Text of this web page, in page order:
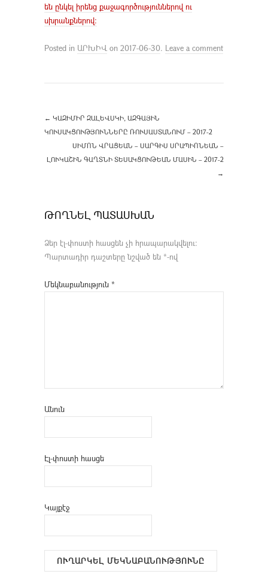
են ընկել իրենց քաջագործություններով ու
սխրանքներով:
Posted in ԱՐԽԻՎ on 2017-06-30. Leave a comment
← ԿԱԶԻՄԻՐ ԶԱԼԵՎՍԿԻ, ԱԶԳԱՅԻՆ
ԿՈՒՍԱԿՑՈՒԹՅՈՒՆՆԵՐԸ ՌՈՒՍԱՍՏԱՆՈՒՄ – 2017-2
ՍԻՄՈՆ ՎՐԱՑԵԱՆ – ՍԱՐԳԻՍ ՍՐԱՊԻՈՆԵԱՆ –
ԼՈՒԿԱՇԻՆ ԳԱՂՏՆԻ ՏԵՍԱԿՑՈՒԹԵԱՆ ՄԱՍԻՆ – 2017-2
→
ԹՈՂՆԵԼ ՊԱՏԱՍԽԱՆ
Ձեր էլ-փոստի հասցեն չի հրապարակվելու։
Պարտադիր դաշտերը նշված են *-ով
Մեկնաբանություն *
Անուն
Էլ-փոստի հասցե
Կայքէջ